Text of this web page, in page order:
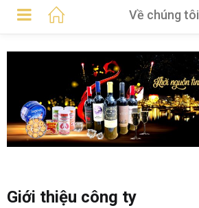
Về chúng tôi
Giới thiệu công ty